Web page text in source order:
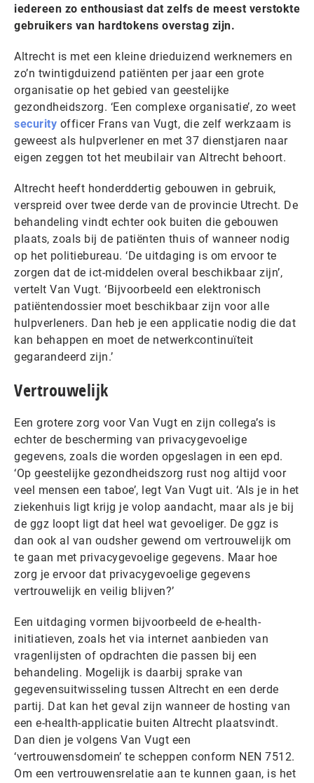
iedereen zo enthousiast dat zelfs de meest verstokte
gebruikers van hardtokens overstag zijn.
Altrecht is met een kleine drieduizend werknemers en
zo’n twintigduizend patiënten per jaar een grote
organisatie op het gebied van geestelijke
gezondheidszorg. ‘Een complexe organisatie’, zo weet
security officer Frans van Vugt, die zelf werkzaam is
geweest als hulpverlener en met 37 dienstjaren naar
eigen zeggen tot het meubilair van Altrecht behoort.
Altrecht heeft honderddertig gebouwen in gebruik,
verspreid over twee derde van de provincie Utrecht. De
behandeling vindt echter ook buiten die gebouwen
plaats, zoals bij de patiënten thuis of wanneer nodig
op het politiebureau. ‘De uitdaging is om ervoor te
zorgen dat de ict-middelen overal beschikbaar zijn’,
vertelt Van Vugt. ‘Bijvoorbeeld een elektronisch
patiëntendossier moet beschikbaar zijn voor alle
hulpverleners. Dan heb je een applicatie nodig die dat
kan behappen en moet de netwerkcontinuïteit
gegarandeerd zijn.’
Vertrouwelijk
Een grotere zorg voor Van Vugt en zijn collega’s is
echter de bescherming van privacygevoelige
gegevens, zoals die worden opgeslagen in een epd.
‘Op geestelijke gezondheidszorg rust nog altijd voor
veel mensen een taboe’, legt Van Vugt uit. ‘Als je in het
ziekenhuis ligt krijg je volop aandacht, maar als je bij
de ggz loopt ligt dat heel wat gevoeliger. De ggz is
dan ook al van oudsher gewend om vertrouwelijk om
te gaan met privacygevoelige gegevens. Maar hoe
zorg je ervoor dat privacygevoelige gegevens
vertrouwelijk en veilig blijven?’
Een uitdaging vormen bijvoorbeeld de e-health-
initiatieven, zoals het via internet aanbieden van
vragenlijsten of opdrachten die passen bij een
behandeling. Mogelijk is daarbij sprake van
gegevensuitwisseling tussen Altrecht en een derde
partij. Dat kan het geval zijn wanneer de hosting van
een e-health-applicatie buiten Altrecht plaatsvindt.
Dan dien je volgens Van Vugt een
‘vertrouwensdomein’ te scheppen conform NEN 7512.
Om een vertrouwensrelatie aan te kunnen gaan, is het